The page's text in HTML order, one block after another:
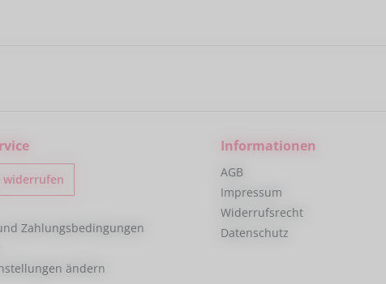
widerrufen
Zahlungsbedingungen
ändern
Informationen
AGB
Impressum
Widerrufsrecht
Datenschutz